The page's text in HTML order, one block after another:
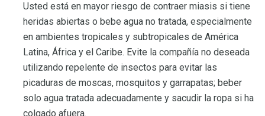
Usted está en mayor riesgo de contraer miasis si tiene
heridas abiertas o bebe agua no tratada, especialmente
en ambientes tropicales y subtropicales de América
Latina, África y el Caribe. Evite la compañía no deseada
utilizando repelente de insectos para evitar las
picaduras de moscas, mosquitos y garrapatas; beber
solo agua tratada adecuadamente y sacudir la ropa si ha
colgado afuera.